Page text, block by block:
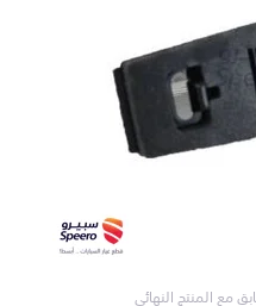
مع المنتج النهائي